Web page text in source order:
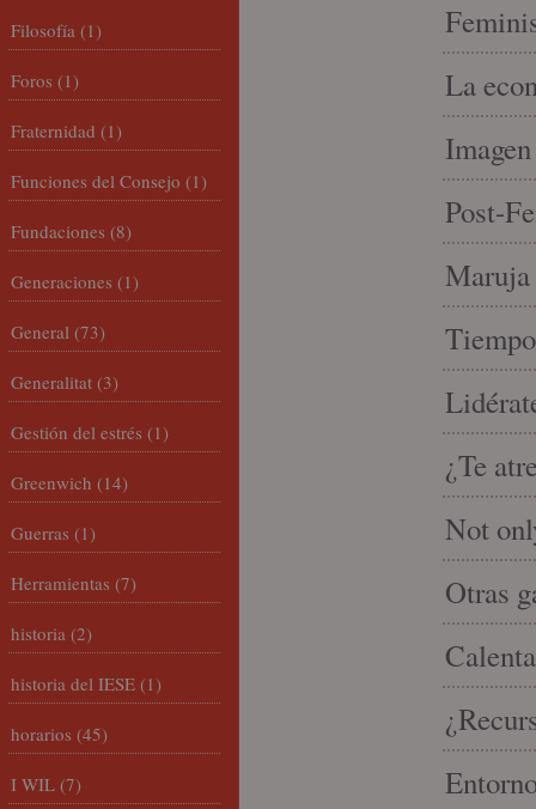
La
Post-
Maruja
¿Te
Not
Otras
Filosofía (1)
Foros (1)
Fraternidad (1)
Funciones del Consejo (1)
Fundaciones (8)
Generaciones (1)
General (73)
Generalitat (3)
Gestión del estrés (1)
Greenwich (14)
Guerras (1)
Herramientas (7)
historia (2)
historia del IESE (1)
horarios (45)
I WIL (7)